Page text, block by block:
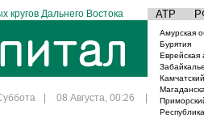
кругов Дальнего Востока АТР
| 08 Августа, 00:26 |
Амурская
Бурятия
Еврейская